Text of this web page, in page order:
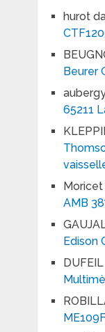
hurot
Beurer
65211
Moricet
AMB
Edison
DUFEIL